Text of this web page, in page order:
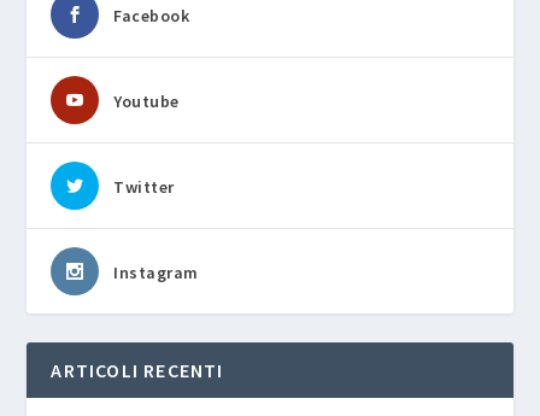
Facebook
Youtube
Twitter
Instagram
ARTICOLI RECENTI